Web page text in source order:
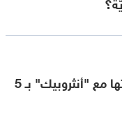
أمازون تعزز استثماراتها مع "أنثروبيك" بـ 5